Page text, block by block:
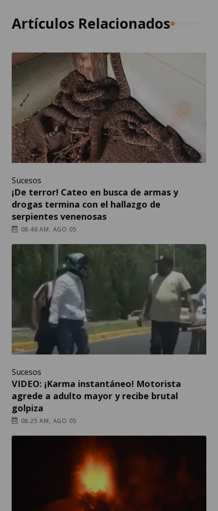
Artículos Relacionados
Sucesos
¡De terror! Cateo en busca de armas y
drogas termina con el hallazgo de
serpientes venenosas
08:46 AM, AGO 05
Sucesos
VIDEO: ¡Karma instantáneo! Motorista
agrede a adulto mayor y recibe brutal
golpiza
08:25 AM, AGO 05